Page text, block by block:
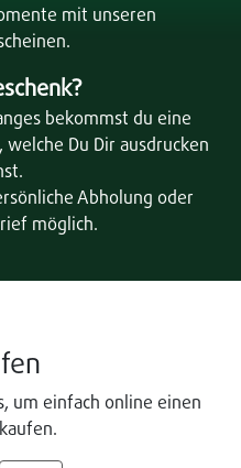
mit unseren
bekommst du eine
Du Dir ausdrucken
Abholung oder
möglich.
um einfach online einen